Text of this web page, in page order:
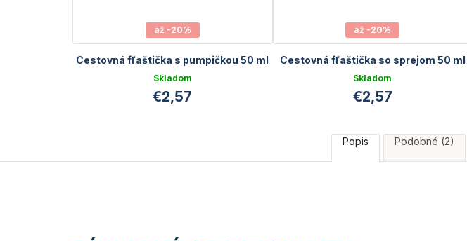
až -20%
Cestovná fľaštička s pumpičkou 50 ml
Skladom
€2,57
až -20%
Cestovná fľaštička so sprejom 50 ml
Skladom
€2,57
Popis Podobné (2)